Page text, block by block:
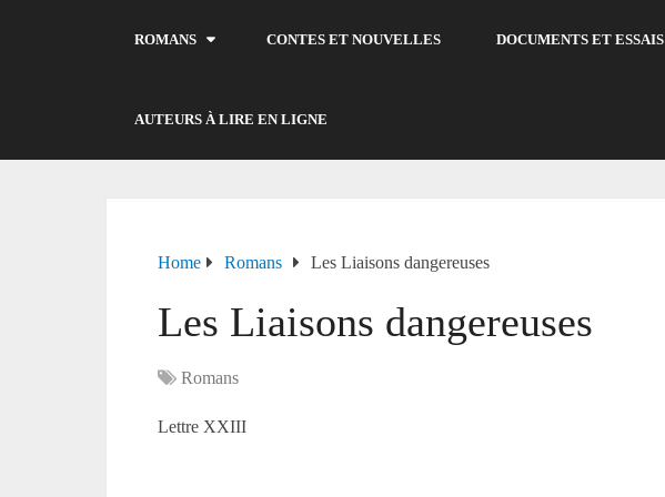
ROMANS CONTES ET NOUVELLES DOCUMENTS ET ESSAIS
AUTEURS À LIRE EN LIGNE
Home Romans Les Liaisons dangereuses
Les Liaisons dangereuses
Romans
Lettre XXIII